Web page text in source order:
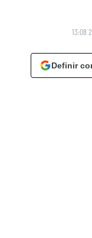
13:08
Definir